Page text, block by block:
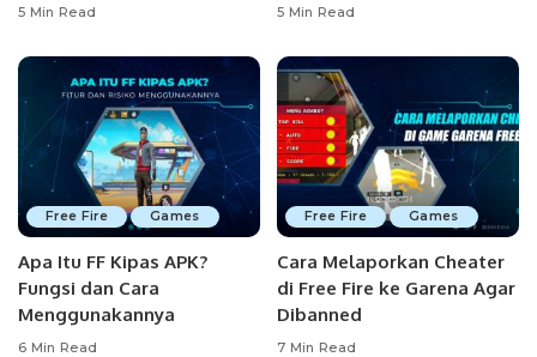
5 Min Read 5 Min Read
Free Fire Games
Apa Itu FF Kipas APK?
Fungsi dan Cara
Menggunakannya
6 Min Read
Free Fire Games
Cara Melaporkan Cheater
di Free Fire ke Garena Agar
Dibanned
7 Min Read